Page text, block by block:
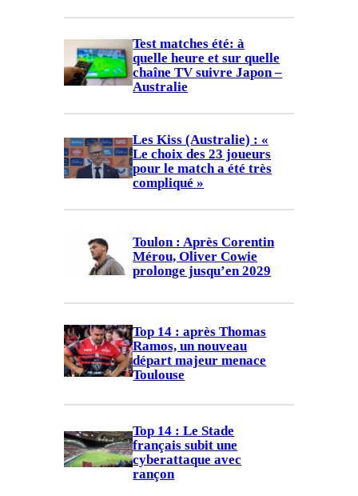
Test matches été: à
quelle heure et sur quelle
chaîne TV suivre Japon –
Australie
Les Kiss (Australie) : «
Le choix des 23 joueurs
pour le match a été très
compliqué »
Toulon : Après Corentin
Mérou, Oliver Cowie
prolonge jusqu’en 2029
Top 14 : après Thomas
Ramos, un nouveau
départ majeur menace
Toulouse
Top 14 : Le Stade
français subit une
cyberattaque avec
rançon